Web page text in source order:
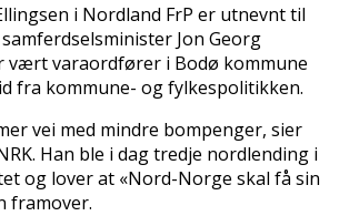
i Nordland FrP er utnevnt til
Jon Georg
vært varaordfører i Bodø kommune
fra kommune- og fylkespolitikken.
vei med mindre bompenger, sier
Han ble i dag tredje nordlending i
og lover at «Nord-Norge skal få sin
framover.